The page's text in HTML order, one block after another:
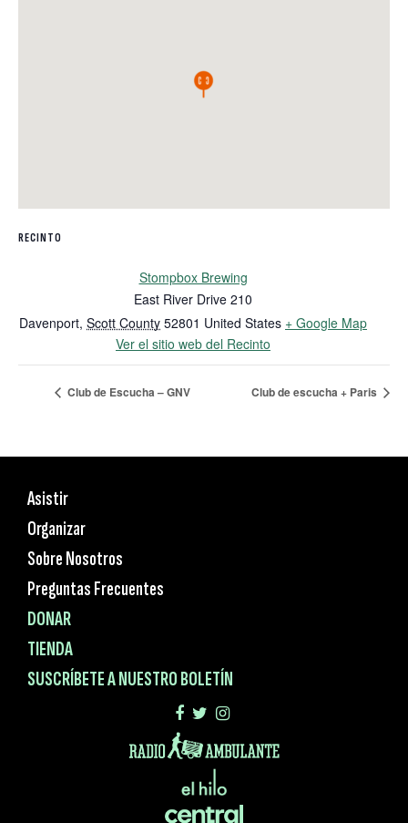
RECINTO
Stompbox Brewing
East River Drive 210
Davenport, Scott County 52801 United States + Google Map
Ver el sitio web del Recinto
Club de Escucha – GNV Club de escucha + Paris
Asistir
Organizar
Sobre Nosotros
Preguntas Frecuentes
DONAR
TIENDA
SUSCRÍBETE A NUESTRO BOLETÍN